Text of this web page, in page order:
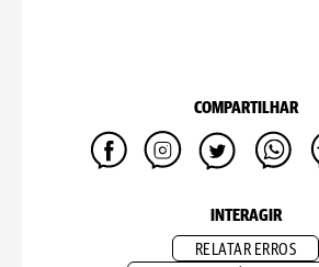
COMPARTILHAR
INTERAGIR
RELATAR ERROS